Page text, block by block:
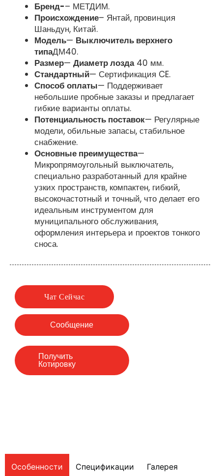
Бренд-– МЕТДИМ.
Происхождение– Янтай, провинция
Шаньдун, Китай.
Модель— Выключитель верхнего
типаДМ40.
Размер— Диаметр лозда40 мм.
Стандартный— Сертификация CE.
Способ оплаты— Поддерживает
небольшие пробные заказы и предлагает
гибкие варианты оплаты.
Потенциальность поставок— Регулярные
модели, обильные запасы, стабильное
снабжение.
Основные преимущества—
Микропрямоугольный выключатель,
специально разработанный для крайне
узких пространств, компактен, гибкий,
высокочастотный и точный, что делает его
идеальным инструментом для
муниципального обслуживания,
оформления интерьера и проектов тонкого
сноса.
Чат Сейчас
Сообщение
Получить
Котировку
Особенности Спецификации Галерея